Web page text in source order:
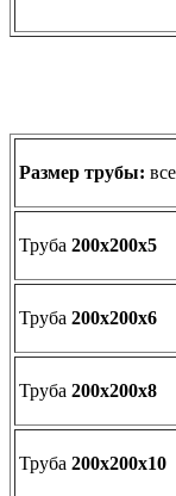
Размер трубы:
Труба 200х200х5
Труба 200х200х6
Труба 200х200х8
Труба 200х200х10